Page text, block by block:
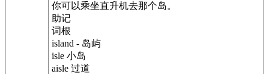
你可以乘坐直升机去那个岛。
助记
词根
island - 岛屿
isle 小岛
aisle 过道